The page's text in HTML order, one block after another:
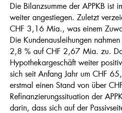
Die Bilanzsumme der APPKB ist
weiter angestiegen. Zuletzt
CHF 3,16 Mia., was einem
Die Kundenausleihungen
2,8 % auf CHF 2,67 Mia. zu.
Hypothekargeschäft weiter
sich seit Anfang Jahr um CHF
erstmal einen Stand von über
Refinanzierungssituation der
darin, dass sich auf der